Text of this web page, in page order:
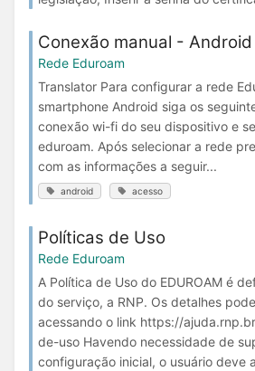
Conexão manual - Android
Rede Eduroam
Translator Para configurar a rede
smartphone Android siga os
conexão wi-fi do seu dispositivo e
eduroam. Após selecionar a rede
com as informações a seguir...
android acesso
Políticas de Uso
Rede Eduroam
A Política de Uso do EDUROAM é
do serviço, a RNP. Os detalhes
acessando o link https://
de-uso Havendo necessidade de
configuração inicial, o usuário deve